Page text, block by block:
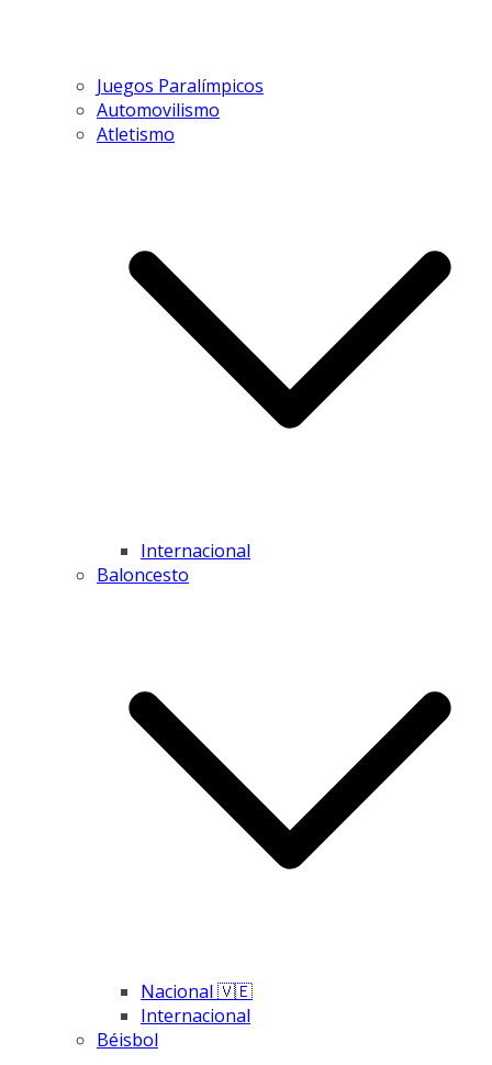
Juegos Paralímpicos
Automovilismo
Atletismo
Internacional
Baloncesto
Nacional 🇻🇪
Internacional
Béisbol